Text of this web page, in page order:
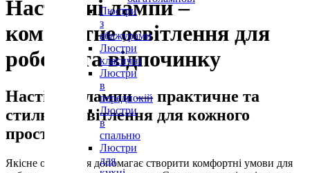
Люстри
з
абажурами
Люстри
класичні
Люстри
в
передпокій
Люстри
в
спальню
Люстри
для
Настільні лампи –
комфортне освітлення для
роботи та відпочинку
Настільні лампи — практичне та
стильне освітлення для кожного
простору
Якісне освітлення допомагає створити комфортні умови для